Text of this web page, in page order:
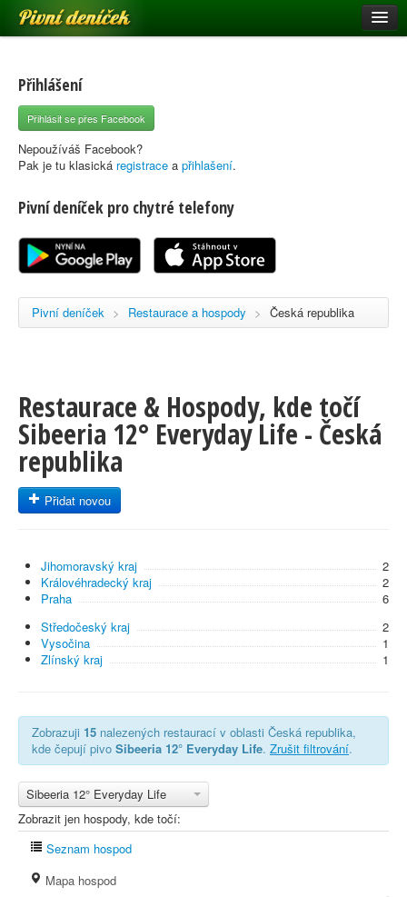
Pivní deníček
Pivní mapa
Pivní značky
Nápověda
Registrace
Přihlášení
Přihlásit se přes Facebook
Nepoužíváš Facebook?
Pak je tu klasická registrace a přihlašení.
Pivní deníček pro chytré telefony
Pivní deníček > Restaurace a hospody > Česká republika
Restaurace & Hospody, kde točí
Sibeeria 12° Everyday Life - Česká
republika
Přidat novou
Jihomoravský kraj
2
Královéhradecký kraj
2
Praha
6
Středočeský kraj
2
Vysočina
1
Zlínský kraj
1
Zobrazuji 15 nalezených restaurací v oblasti Česká republika,
kde čepují pivo Sibeeria 12° Everyday Life. Zrušit filtrování.
Sibeeria 12° Everyday Life
Zobrazit jen hospody, kde točí:
Seznam hospod
Mapa hospod